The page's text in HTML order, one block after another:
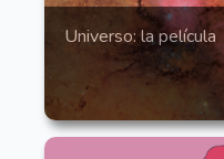
Universo: la película